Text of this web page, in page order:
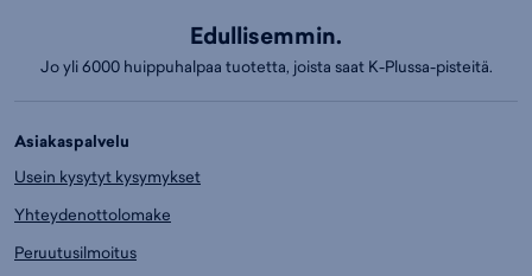
Edullisemmin.
Jo yli 6000 huippuhalpaa tuotetta, joista saat K-Plussa-pisteitä.
Asiakaspalvelu
Usein kysytyt kysymykset
Yhteydenottolomake
Peruutusilmoitus